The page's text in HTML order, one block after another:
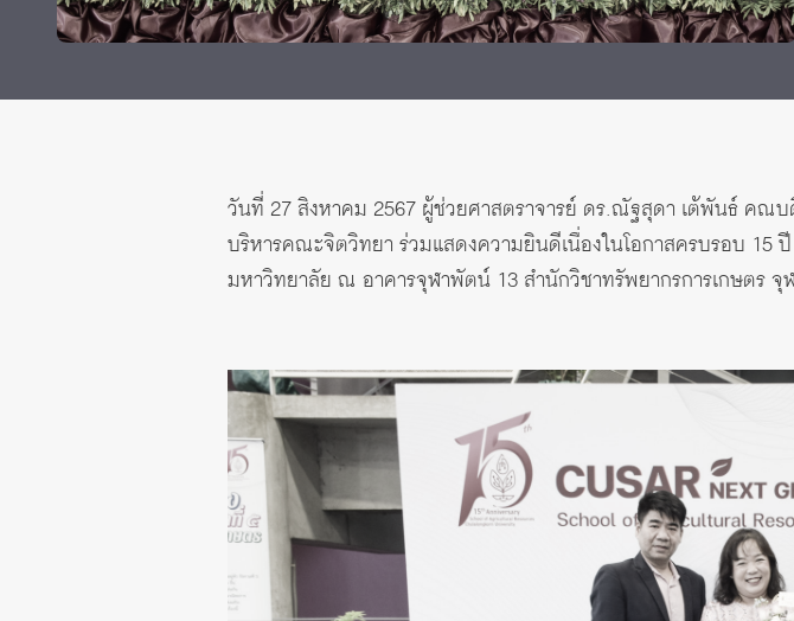
วันที่ 27 สิงหาคม 2567 ผู้ช่วยศาสตราจารย์ ดร.ณัฐสุดา เต้พันธ์ ค
บริหารคณะจิตวิทยา ร่วมแสดงความยินดีเนื่องในโอกาสครบรอบ 15
มหาวิทยาลัย ณ อาคารจุฬาพัตน์ 13 สำนักวิชาทรัพยากรการเกษตร